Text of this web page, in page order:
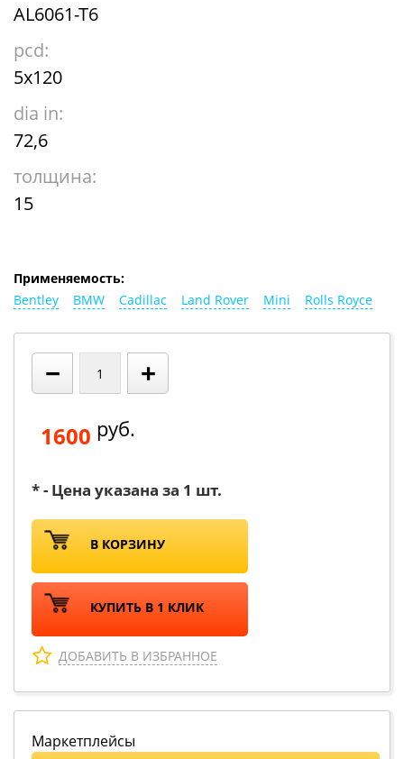
AL6061-T6
pcd:
5x120
dia in:
72,6
толщина:
15
Применяемость:
Bentley
BMW Cadillac Land Rover Mini Rolls Royce
− +
1600 руб.
* - Цена указана за 1 шт.
В КОРЗИНУ
КУПИТЬ В 1 КЛИК
ДОБАВИТЬ В ИЗБРАННОЕ
Маркетплейсы